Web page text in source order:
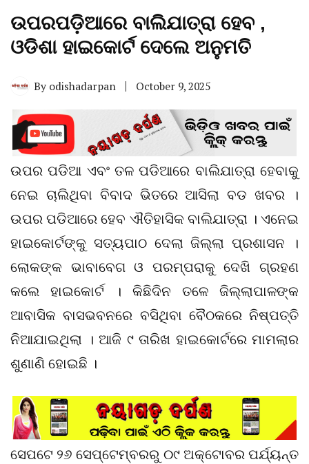
ଉପରପଡ଼ିଆରେ ବାଲିଯାତ୍ରା ହେବ ,
ଓଡିଶା ହାଇକୋର୍ଟ ଦେଲେ ଅନୁମତି
By odishadarpan October 9, 2025
ଉପର ପଡିଆ ଏବଂ ତଳ ପଡିଆରେ ବାଲିଯାତ୍ରା ହେବାକୁ
ନେଇ ଚାଲିଥିବା ବିବାଦ ଭିତରେ ଆସିଲା ବଡ ଖବର ।
ଉପର ପଡିଆରେ ହେବ ଐତିହାସିକ ବାଲିଯାତ୍ରା । ଏନେଇ
ହାଇକୋର୍ଟଙ୍କୁ ସତ୍ୟପାଠ ଦେଲା ଜିଲ୍ଲା ପ୍ରଶାସନ ।
ଲୋକଙ୍କ ଭାବାବେଗ ଓ ପରମ୍ପରାକୁ ଦେଖି ଗ୍ରହଣ
କଲେ ହାଇକୋର୍ଟ । କିଛିଦିନ ତଳେ ଜିଲ୍ଲାପାଳଙ୍କ
ଆବାସିକ ବାସଭବନରେ ବସିଥିବା ବୈଠକରେ ନିଷ୍ପତ୍ତି
ନିଆଯାଇଥିଲା । ଆଜି ୯ ତାରିଖ ହାଇକୋର୍ଟରେ ମାମଲାର
ଶୁଣାଣି ହୋଇଛି ।
ସେପଟେ ୨୬ ସେପ୍ଟେମ୍ବରରୁ ୦୯ ଅକ୍ଟୋବର ପର୍ଯ୍ୟନ୍ତ